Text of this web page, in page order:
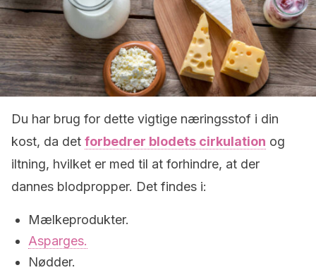
Du har brug for dette vigtige næringsstof i din
kost, da det forbedrer blodets cirkulation og
iltning, hvilket er med til at forhindre, at der
dannes blodpropper. Det findes i:
Mælkeprodukter.
Asparges.
Nødder.